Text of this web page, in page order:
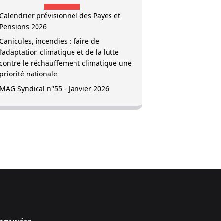
prévisionnel des Payes et
2026
incendies : faire de
climatique et de la lutte
le réchauffement climatique une
nationale
Syndical n°55 - Janvier 2026